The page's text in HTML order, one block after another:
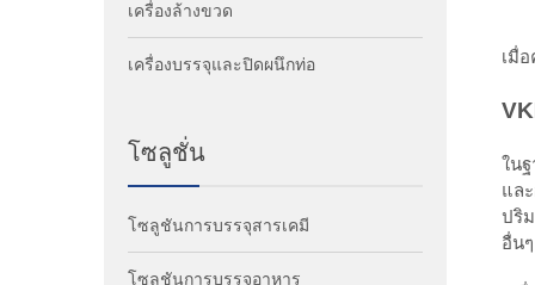
เมื่
ใน
แล
ปริ
อื่น
เครื่องล้างขวด
เครื่องบรรจุและปิดผนึกท่อ
โซลูชั่น
โซลูชันการบรรจุสารเคมี
โซลูชันการบรรจุอาหาร